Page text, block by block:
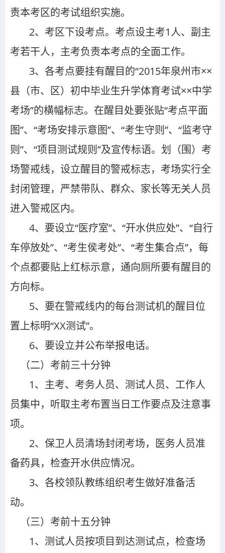
责本考区的考试组织实施。
2、考区下设考点。考点设主考1人、副主
考若干人，主考负责本考点的全面工作。
3、各考点要挂有醒目的“2015年泉州市××
县（市、区）初中毕业生升学体育考试××中学
考场”的横幅标志。在醒目处要张贴“考点平面
图”、 “考场安排示意图”、 “考生守则”、 “监考守
则”、 “项目测试规则”及宣传标语。划（围）考
场警戒线，设立醒目的警戒标志，考场实行全
封闭管理，严禁带队、群众、家长等无关人员
进入警戒区内。
4、要设立“医疗室”、 “开水供应处”、 “自行
车停放处”、 “考生侯考处”、 “考生集合点”，每
个点都要贴上红标示意，通向厕所要有醒目的
方向标。
5、要在警戒线内的每台测试机的醒目位
置上标明“ΧΧ测试”。
6、要设立并公布举报电话。
（二） 考前三十分钟
1、主考、考务人员、测试人员、工作人
员集中，听取主考布置当日工作要点及注意事
项。
2、保卫人员清场封闭考场，医务人员准
备药具，检查开水供应情况。
3、各校领队教练组织考生做好准备活
动。
（三） 考前十五分钟
1、测试人员按项目到达测试点，检查场